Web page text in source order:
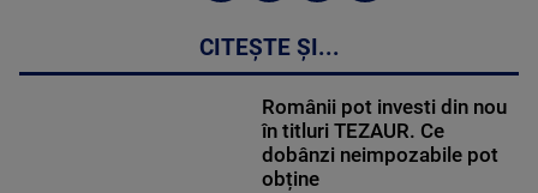
CITEȘTE ȘI...
Românii pot investi din nou
în titluri TEZAUR. Ce
dobânzi neimpozabile pot
obține